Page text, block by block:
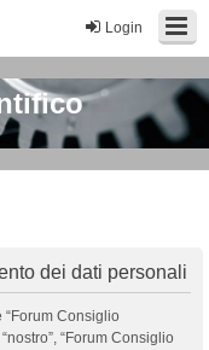
Login
dei dati personali
Consiglio
“Forum Consiglio